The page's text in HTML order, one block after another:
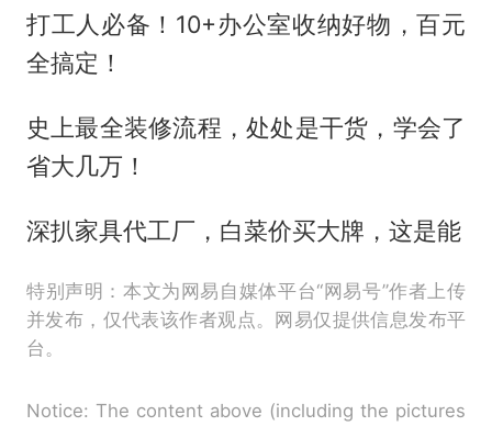
打工人必备！10+办公室收纳好物，百元
全搞定！
史上最全装修流程，处处是干货，学会了
省大几万！
深扒家具代工厂，白菜价买大牌，这是能
特别声明：本文为网易自媒体平台“网易号”作者上传
并发布，仅代表该作者观点。网易仅提供信息发布平
台。
Notice: The content above (including the pictures